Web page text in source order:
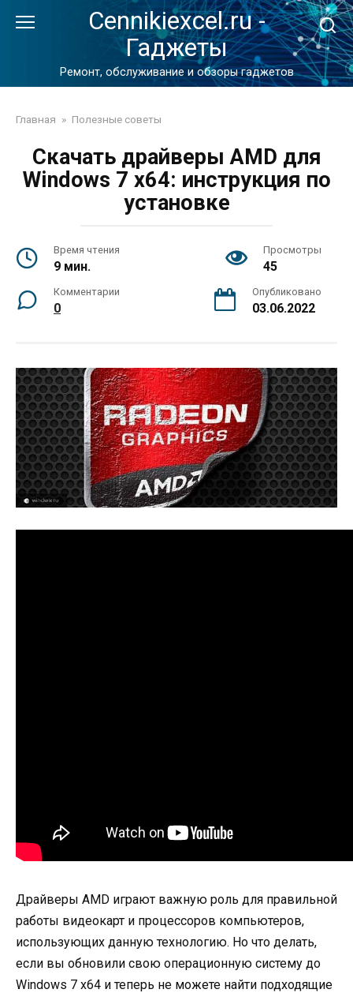
Cennikiexcel.ru -
Гаджеты
Ремонт, обслуживание и обзоры гаджетов
Главная » Полезные советы
Скачать драйверы AMD для
Windows 7 x64: инструкция по
установке
Время чтения
9 мин.
Просмотры
45
Комментарии
0
Опубликовано
03.06.2022
Драйверы AMD играют важную роль для правильной
работы видеокарт и процессоров компьютеров,
использующих данную технологию. Но что делать,
если вы обновили свою операционную систему до
Windows 7 x64 и теперь не можете найти подходящие